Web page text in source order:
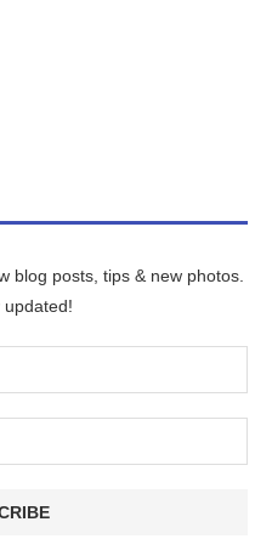
blog posts, tips & new photos.
updated!